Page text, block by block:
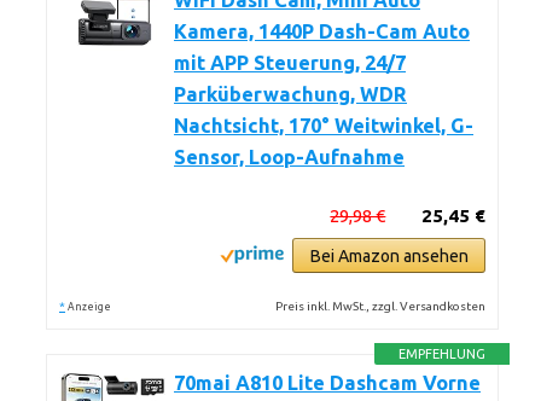
Kamera, 1440P Dash-Cam Auto
mit APP Steuerung, 24/7
Parküberwachung, WDR
Nachtsicht, 170° Weitwinkel, G-
Sensor, Loop-Aufnahme
25,45 €
29,98 €
Bei Amazon ansehen
* Anzeige Preis inkl. MwSt., zzgl. Versandkosten
EMPFEHLUNG
70mai A810 Lite Dashcam Vorne